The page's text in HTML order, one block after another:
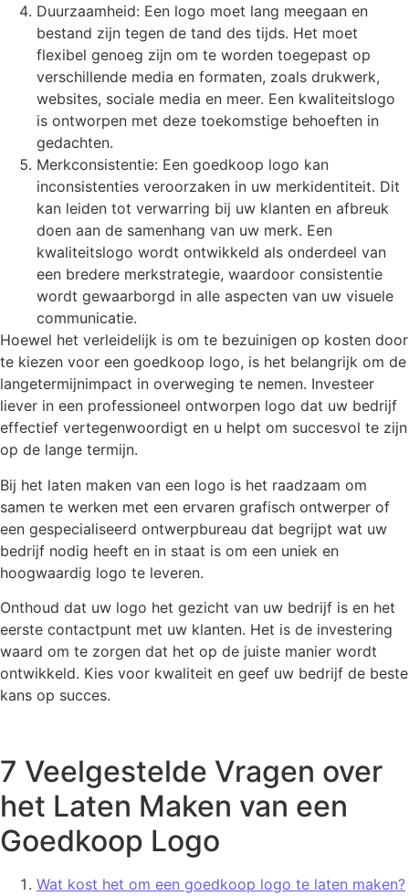
Duurzaamheid: Een logo moet lang meegaan en
bestand zijn tegen de tand des tijds. Het moet
flexibel genoeg zijn om te worden toegepast op
verschillende media en formaten, zoals drukwerk,
websites, sociale media en meer. Een kwaliteitslogo
is ontworpen met deze toekomstige behoeften in
gedachten.
Merkconsistentie: Een goedkoop logo kan
inconsistenties veroorzaken in uw merkidentiteit. Dit
kan leiden tot verwarring bij uw klanten en afbreuk
doen aan de samenhang van uw merk. Een
kwaliteitslogo wordt ontwikkeld als onderdeel van
een bredere merkstrategie, waardoor consistentie
wordt gewaarborgd in alle aspecten van uw visuele
communicatie.
Hoewel het verleidelijk is om te bezuinigen op kosten door
te kiezen voor een goedkoop logo, is het belangrijk om de
langetermijnimpact in overweging te nemen. Investeer
liever in een professioneel ontworpen logo dat uw bedrijf
effectief vertegenwoordigt en u helpt om succesvol te zijn
op de lange termijn.
Bij het laten maken van een logo is het raadzaam om
samen te werken met een ervaren grafisch ontwerper of
een gespecialiseerd ontwerpbureau dat begrijpt wat uw
bedrijf nodig heeft en in staat is om een uniek en
hoogwaardig logo te leveren.
Onthoud dat uw logo het gezicht van uw bedrijf is en het
eerste contactpunt met uw klanten. Het is de investering
waard om te zorgen dat het op de juiste manier wordt
ontwikkeld. Kies voor kwaliteit en geef uw bedrijf de beste
kans op succes.
7 Veelgestelde Vragen over
het Laten Maken van een
Goedkoop Logo
Wat kost het om een goedkoop logo te laten maken?